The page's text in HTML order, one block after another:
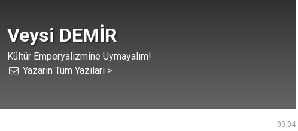
Veysi DEMİR
Kültür Emperyalizmine Uymayalım!
Yazarın Tüm Yazıları >
00:04